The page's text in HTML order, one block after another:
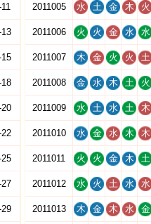
2011005 水 土 金 木 火
2011006 火 火 金 水 水
2011007 木 金 火 火 土
2011008 金 水 木 土 火
2011009 水 土 水 土 木
2011010 水 金 水 木 木
2011011 火 火 金 木 土
2011012 水 火 土 水 水
2011013 木 金 木 水 金